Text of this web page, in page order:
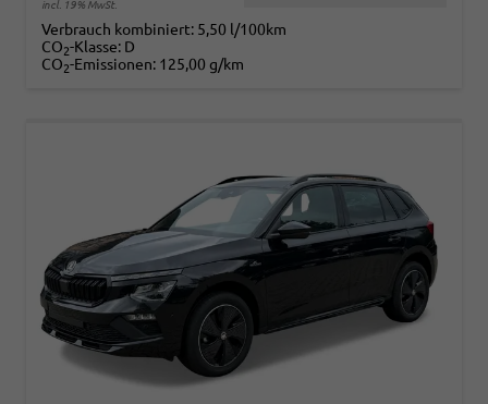
incl. 19% MwSt.
Verbrauch kombiniert: 5,50 l/100km
CO2-Klasse: D
CO2-Emissionen: 125,00 g/km